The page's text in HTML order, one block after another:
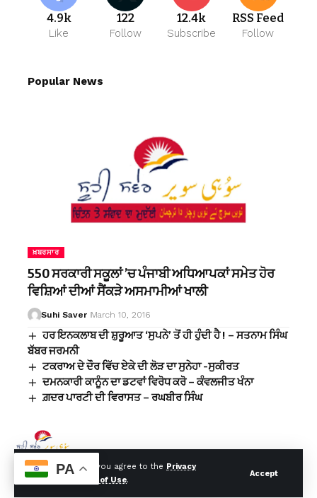
By using this site, you agree to the Privacy
Policy
Terms of Use.
Accept
4.9k
Like
122
Follow
12.4k
Subscribe
RSS Feed
Follow
Popular News
ਖ਼ਬਰਸਾਰ
550 ਸਰਕਾਰੀ ਸਕੂਲਾਂ ’ਚ ਪੰਜਾਬੀ ਅਧਿਆਪਕਾਂ ਸਮੇਤ ਹੋਰ
ਵਿਸ਼ਿਆਂ ਦੀਆਂ ਸੈਂਕੜੇ ਅਸਮਾਮੀਆਂ ਖਾਲੀ
Suhi Saver March 10, 2016
ਹਰ ਇਨਕਲਾਬ ਦੀ ਸ਼ੁਰੂਆਤ ‘ਸੁਪਨੇ’ ਤੋਂ ਹੀ ਹੁੰਦੀ ਹੈ ! – ਸਤਨਾਮ ਸਿੰਘ
ਬੱਬਰ ਜਰਮਨੀ
ਟਕਰਾਅ ਦੇ ਦੌਰ ਵਿੱਚ ਏਕੇ ਦੀ ਲੋੜ ਦਾ ਸੁਨੇਹਾ -ਸੁਕੀਰਤ
ਦਮਨਕਾਰੀ ਕਾਨੂੰਨ ਦਾ ਡਟਵਾਂ ਵਿਰੋਧ ਕਰੋ – ਕੰਵਲਜੀਤ ਖੰਨਾ
ਗ਼ਦਰ ਪਾਰਟੀ ਦੀ ਵਿਰਾਸਤ – ਰਘਬੀਰ ਸਿੰਘ
© Suhi Saver. Designed By:
PA